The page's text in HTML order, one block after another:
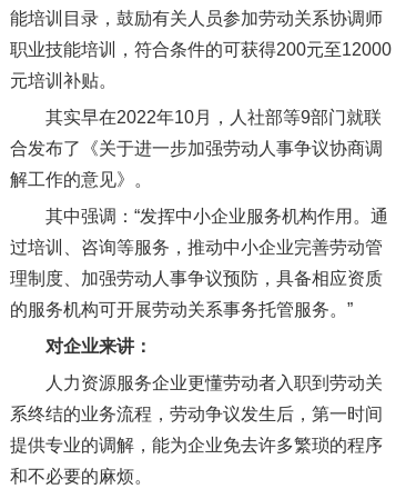
能培训目录，鼓励有关人员参加劳动关系协调师
职业技能培训，符合条件的可获得200元至12000
元培训补贴。
其实早在2022年10月，人社部等9部门就联
合发布了《关于进一步加强劳动人事争议协商调
解工作的意见》。
其中强调：“发挥中小企业服务机构作用。通
过培训、咨询等服务，推动中小企业完善劳动管
理制度、加强劳动人事争议预防，具备相应资质
的服务机构可开展劳动关系事务托管服务。”
对企业来讲：
人力资源服务企业更懂劳动者入职到劳动关
系终结的业务流程，劳动争议发生后，第一时间
提供专业的调解，能为企业免去许多繁琐的程序
和不必要的麻烦。